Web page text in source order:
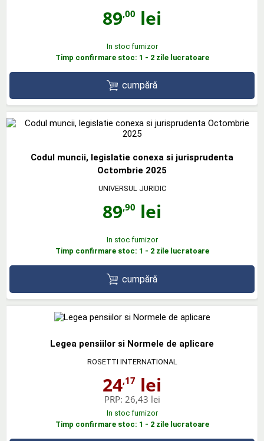
89,00 lei
In stoc furnizor
Timp confirmare stoc: 1 - 2 zile lucratoare
cumpără
Codul muncii, legislatie conexa si jurisprudenta
Octombrie 2025
UNIVERSUL JURIDIC
89,90 lei
In stoc furnizor
Timp confirmare stoc: 1 - 2 zile lucratoare
cumpără
Legea pensiilor si Normele de aplicare
ROSETTI INTERNATIONAL
24,17 lei
PRP: 26,43 lei
In stoc furnizor
Timp confirmare stoc: 1 - 2 zile lucratoare